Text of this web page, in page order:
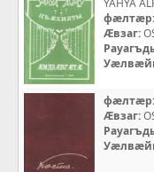
YAHYA
фæлтæр:
Æвзаг:
фæлтæр:
Æвзаг: